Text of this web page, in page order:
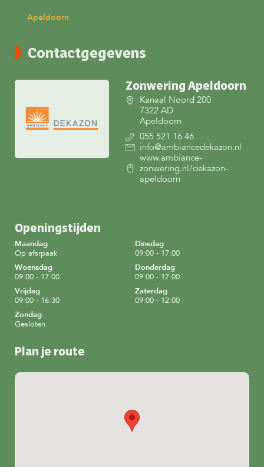
Apeldoorn
Contactgegevens
Zonwering Apeldoorn
Kanaal Noord 200
7322 AD
Apeldoorn
055 521 16 46
info@ambiancedekazon.nl
www.ambiance-
zonwering.nl/dekazon-
apeldoorn
Openingstijden
Maandag
Op afsrpaak
Dinsdag
09:00 - 17:00
Woensdag
09:00 - 17:00
Donderdag
09:00 - 17:00
Vrijdag
09:00 - 16:30
Zaterdag
09:00 - 12:00
Zondag
Gesloten
Plan je route